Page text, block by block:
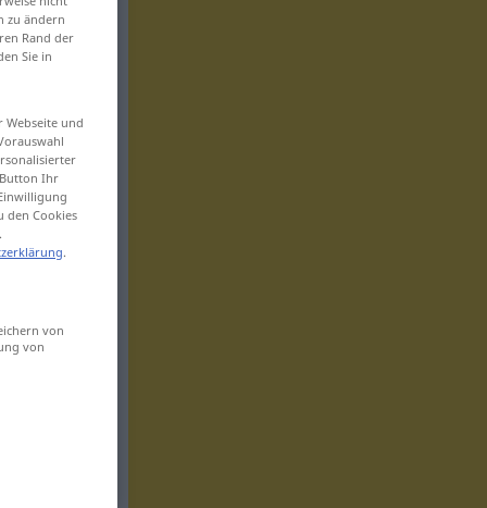
zu ändern
Rand der
Sie in
und
Ihr
den Cookies
.
von
von